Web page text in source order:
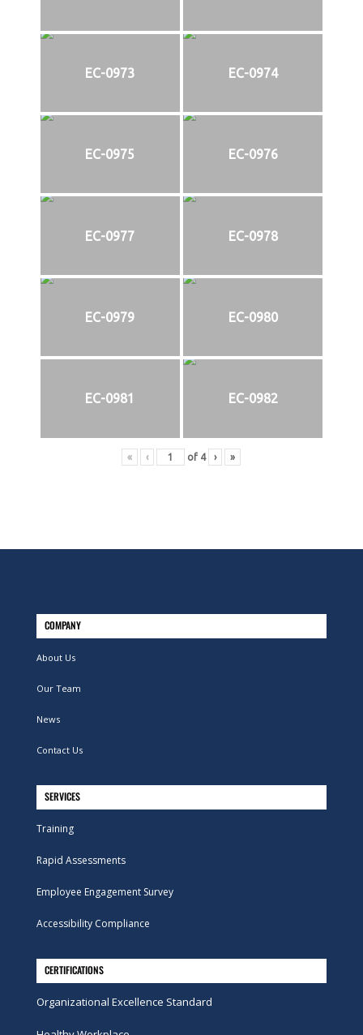
EC-0973 EC-0974
EC-0975 EC-0976
EC-0977 EC-0978
EC-0979 EC-0980
EC-0981 EC-0982
« ‹ of 4 › »
COMPANY
About Us
Our Team
News
Contact Us
SERVICES
Training
Rapid Assessments
Employee Engagement Survey
Accessibility Compliance
CERTIFICATIONS
Organizational Excellence Standard